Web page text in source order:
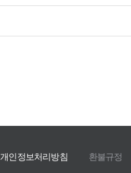
개인정보처리방침 환불규정